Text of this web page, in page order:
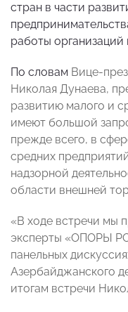
стран в части
работы организаций
По словам Вице-
Николая Дунаева,
развитию малого и
имеют большой
прежде всего, в
средних
надзорной
области внешней
«В ходе встречи мы
эксперты «ОПОРЫ
панельных
Азербайджанского
итогам встречи